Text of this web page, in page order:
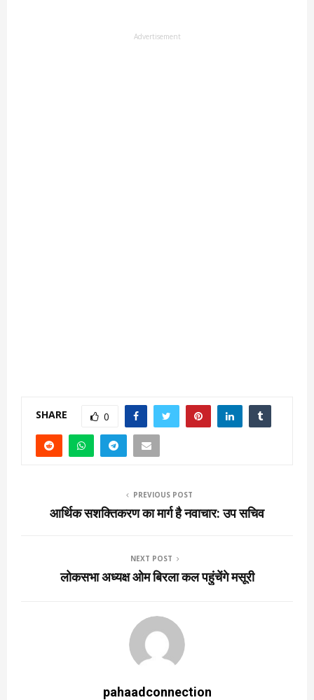
Advertisement
SHARE 0
PREVIOUS POST
आर्थिक सशक्तिकरण का मार्ग है नवाचार: उप सचिव
NEXT POST
लोकसभा अध्यक्ष ओम बिरला कल पहुंचेंगे मसूरी
pahaadconnection